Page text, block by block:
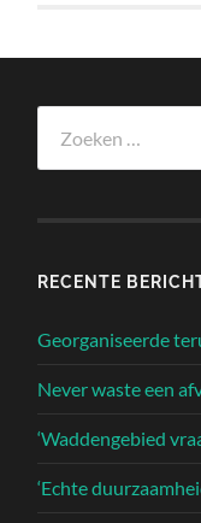
naar:
RECENTE
Georganiseerde
Never waste een
‘Waddengebied
‘Echte